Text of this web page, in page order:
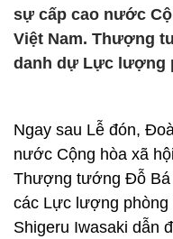
sự cấp cao nước
Việt Nam. Thượng
danh dự Lực lượng
Ngay sau Lễ đón,
nước Cộng hòa xã
Thượng tướng Đỗ Bá
các Lực lượng
Shigeru Iwasaki dẫn